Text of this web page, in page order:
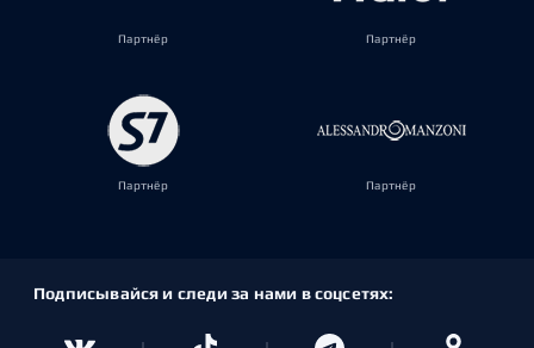
Партнёр Партнёр
Партнёр Партнёр
Подписывайся и следи за нами в соцсетях: